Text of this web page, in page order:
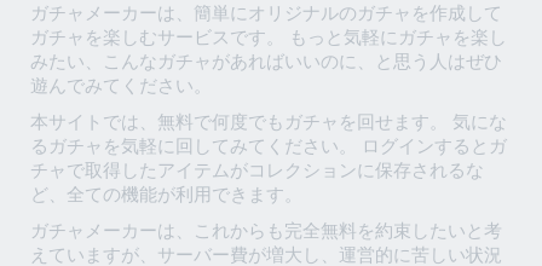
ガチャメーカーは、簡単にオリジナルのガチャを作成して
ガチャを楽しむサービスです。 もっと気軽にガチャを楽し
みたい、こんなガチャがあればいいのに、と思う人はぜひ
遊んでみてください。
本サイトでは、無料で何度でもガチャを回せます。 気にな
るガチャを気軽に回してみてください。 ログインするとガ
チャで取得したアイテムがコレクションに保存されるな
ど、全ての機能が利用できます。
ガチャメーカーは、これからも完全無料を約束したいと考
えていますが、サーバー費が増大し、運営的に苦しい状況